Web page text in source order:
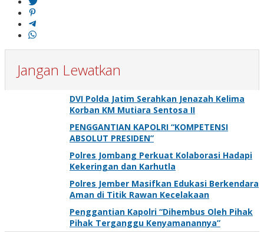
Jangan Lewatkan
DVI Polda Jatim Serahkan Jenazah Kelima
Korban KM Mutiara Sentosa II
PENGGANTIAN KAPOLRI “KOMPETENSI
ABSOLUT PRESIDEN”
Polres Jombang Perkuat Kolaborasi Hadapi
Kekeringan dan Karhutla
Polres Jember Masifkan Edukasi Berkendara
Aman di Titik Rawan Kecelakaan
Penggantian Kapolri “Dihembus Oleh Pihak
Pihak Terganggu Kenyamanannya”